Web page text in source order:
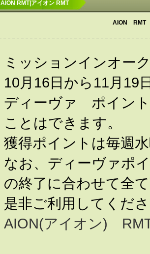
AION RMT|アイオン RMT
AION RMT
ミッションインオー
10月16日から11月19
ディーヴァ ポイン
ことはできます。
獲得ポイントは毎週
なお、ディーヴァポ
の終了に合わせて全
是非ご利用してくだ
AION(アイオン)